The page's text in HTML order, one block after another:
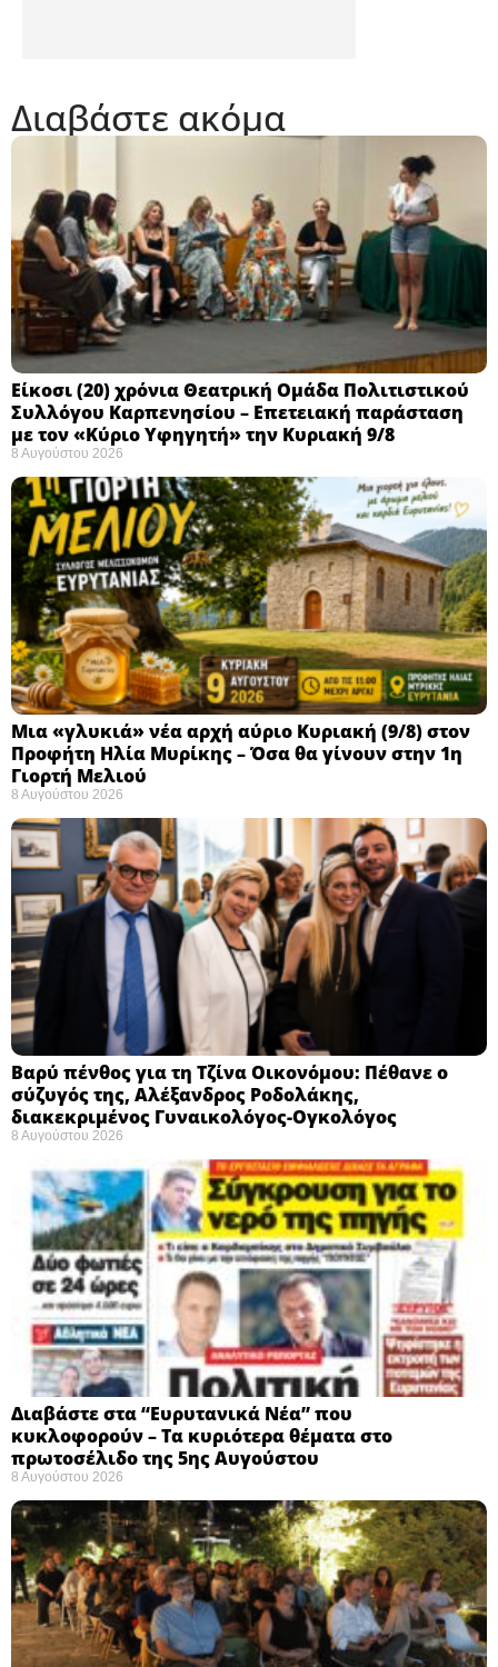
Διαβάστε ακόμα
Eίκοσι (20) χρόνια Θεατρική Ομάδα Πολιτιστικού
Συλλόγου Καρπενησίου – Επετειακή παράσταση
με τον «Κύριο Υφηγητή» την Κυριακή 9/8
8 Αυγούστου 2026
Μια «γλυκιά» νέα αρχή αύριο Κυριακή (9/8) στον
Προφήτη Ηλία Μυρίκης – Όσα θα γίνουν στην 1η
Γιορτή Μελιού
8 Αυγούστου 2026
Βαρύ πένθος για τη Τζίνα Οικονόμου: Πέθανε ο
σύζυγός της, Αλέξανδρος Ροδολάκης,
διακεκριμένος Γυναικολόγος-Ογκολόγος
8 Αυγούστου 2026
Διαβάστε στα “Ευρυτανικά Νέα” που
κυκλοφορούν – Τα κυριότερα θέματα στο
πρωτοσέλιδο της 5ης Αυγούστου
8 Αυγούστου 2026